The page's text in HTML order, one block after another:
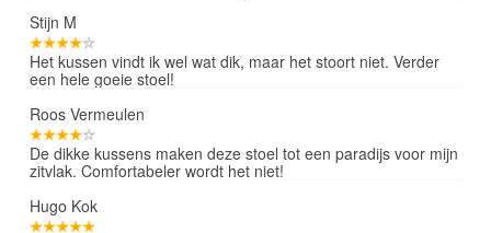
Stijn M
Het kussen vindt ik wel wat dik, maar het stoort niet. Verder
een hele goeie stoel!
Roos Vermeulen
De dikke kussens maken deze stoel tot een paradijs voor mijn
zitvlak. Comfortabeler wordt het niet!
Hugo Kok